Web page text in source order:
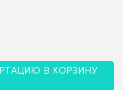
В КОРЗИНУ